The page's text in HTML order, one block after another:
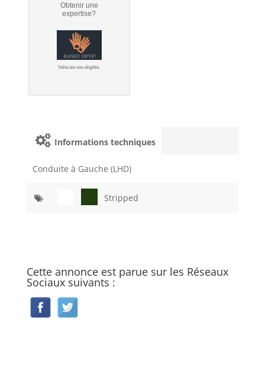
Obtenir une
expertise?
Véhicule non éligible.
Informations techniques
Conduite à Gauche (LHD)
Stripped
Cette annonce est parue sur les Réseaux
Sociaux suivants :